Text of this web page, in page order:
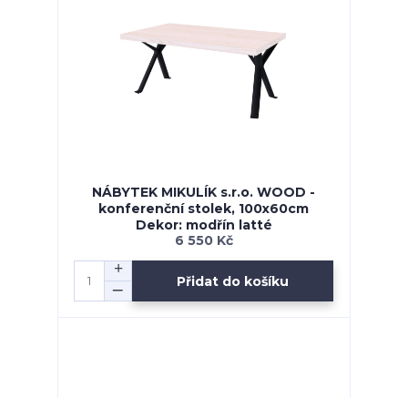
NÁBYTEK MIKULÍK s.r.o. WOOD -
konferenční stolek, 100x60cm
Dekor: modřín latté
6 550 Kč
Přidat do košíku